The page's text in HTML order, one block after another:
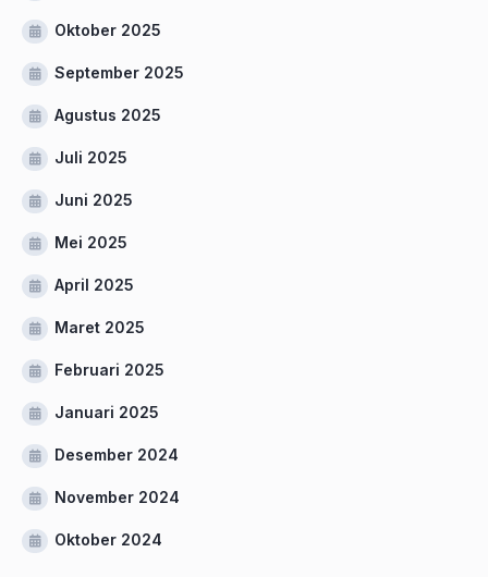
Oktober 2025
September 2025
Agustus 2025
Juli 2025
Juni 2025
Mei 2025
April 2025
Maret 2025
Februari 2025
Januari 2025
Desember 2024
November 2024
Oktober 2024